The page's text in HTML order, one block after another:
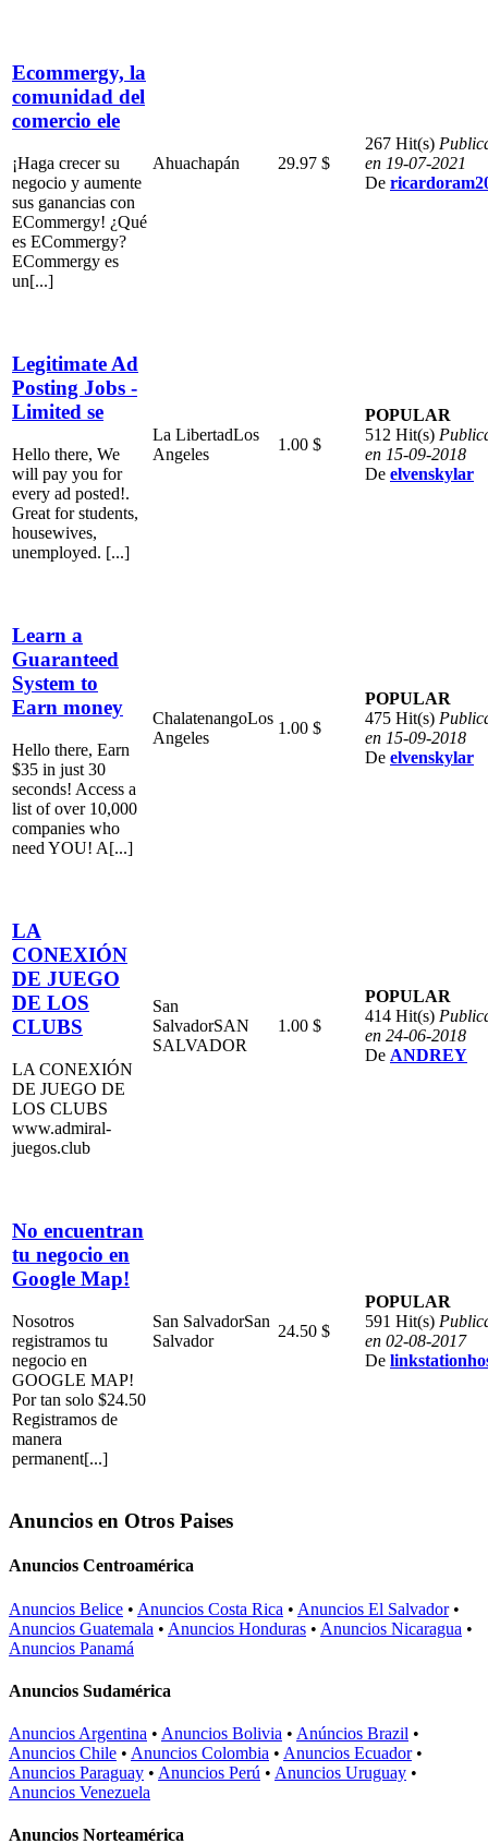
Ecommergy, la
comunidad del
comercio ele
¡Haga crecer su
negocio y aumente
sus ganancias con
ECommergy! ¿Qué
es ECommergy?
ECommergy es
un[...]
Ahuachapán 29.97 $
267 Hit(s)
en 19-07-2021
De
Legitimate Ad
Posting Jobs -
Limited se
Hello there, We
will pay you for
every ad posted!.
Great for students,
housewives,
unemployed. [...]
La LibertadLos
Angeles
1.00 $
POPULAR
512 Hit(s)
en 15-09-2018
De elvenskylar
Learn a
Guaranteed
System to
Earn money
Hello there, Earn
$35 in just 30
seconds! Access a
list of over 10,000
companies who
need YOU! A[...]
ChalatenangoLos
Angeles
1.00 $
POPULAR
475 Hit(s)
en 15-09-2018
De elvenskylar
LA
CONEXIÓN
DE JUEGO
DE LOS
CLUBS
LA CONEXIÓN
DE JUEGO DE
LOS CLUBS
www.admiral-
juegos.club
San
SalvadorSAN
SALVADOR
1.00 $
POPULAR
414 Hit(s)
en 24-06-2018
De ANDREY
No encuentran
tu negocio en
Google Map!
Nosotros
registramos tu
negocio en
GOOGLE MAP!
Por tan solo $24.50
Registramos de
manera
permanent[...]
San SalvadorSan
Salvador
24.50 $
POPULAR
591 Hit(s)
en 02-08-2017
De
Anuncios en Otros Paises
Anuncios Centroamérica
Anuncios Belice • Anuncios Costa Rica • Anuncios El Salvador•
Anuncios Guatemala • Anuncios Honduras • Anuncios Nicaragua •
Anuncios Panamá
Anuncios Sudamérica
Anuncios Argentina • Anuncios Bolivia • Anúncios Brazil •
Anuncios Chile • Anuncios Colombia • Anuncios Ecuador•
Anuncios Paraguay • Anuncios Perú • Anuncios Uruguay •
Anuncios Venezuela
Anuncios Norteamérica